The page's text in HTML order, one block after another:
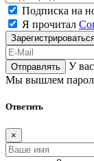
Подписка на
Я прочитал
Отправлять У
Мы вышлем
Ответить
×